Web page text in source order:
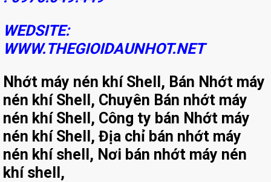
WEDSITE:
WWW.THEGIOIDAUNHOT.NET
Nhớt máy nén khí Shell, Bán Nhớt máy
nén khí Shell, Chuyên Bán nhớt máy
nén khí Shell, Công ty bán Nhớt máy
nén khí Shell, Địa chỉ bán nhớt máy
nén khí shell, Nơi bán nhớt máy nén
khí shell,